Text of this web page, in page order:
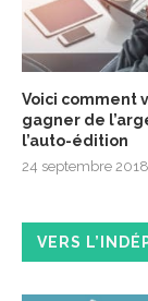
Voici comment
gagner de
l’auto-édition
24 septembre 2018
VERS